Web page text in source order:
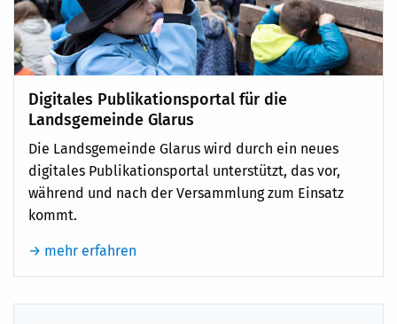
Digitales Publikationsportal für die
Landsgemeinde Glarus
Die Landsgemeinde Glarus wird durch ein neues
digitales Publikationsportal unterstützt, das vor,
während und nach der Versammlung zum Einsatz
kommt.
→ mehr erfahren